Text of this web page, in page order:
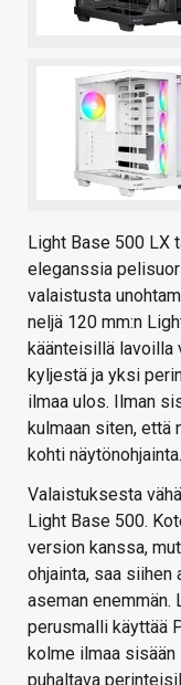
Light Base 500 LX
eleganssia
valaistusta
neljä 120 mm:n
käänteisillä lavoilla
kyljestä ja yksi
ilmaa ulos. Ilman
kulmaan siten, että
kohti näytönohjainta.
Valaistuksesta
Light Base 500.
version kanssa,
ohjainta, saa siihen
aseman
perusmalli käyttää
kolme ilmaa
puhaltava